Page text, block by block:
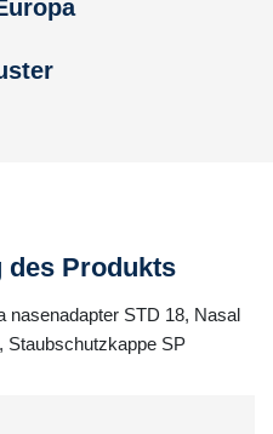
des Produkts
nasenadapter STD 18, Nasal
Staubschutzkappe SP